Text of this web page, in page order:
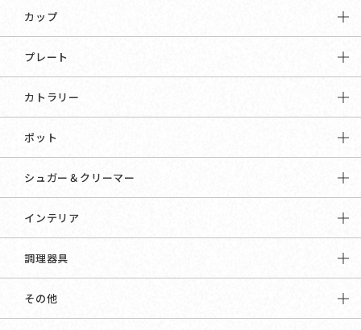
カップ
プレート
カトラリー
ポット
シュガー＆クリーマー
インテリア
調理器具
その他